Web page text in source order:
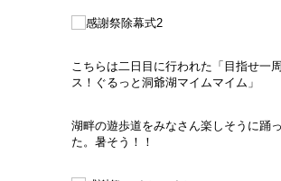
こちらは二日目に行われた「目指せ一
ス！ぐるっと洞爺湖マイムマイム」
湖畔の遊歩道をみなさん楽しそうに踊
た。暑そう！！